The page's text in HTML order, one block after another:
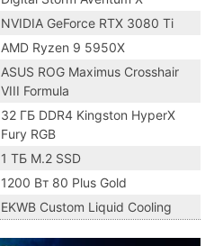
NVIDIA GeForce RTX 3080 Ti
AMD Ryzen 9 5950X
ASUS ROG Maximus Crosshair
VIII Formula
32 ГБ DDR4 Kingston HyperX
Fury RGB
1 ТБ M.2 SSD
1200 Вт 80 Plus Gold
EKWB Custom Liquid Cooling